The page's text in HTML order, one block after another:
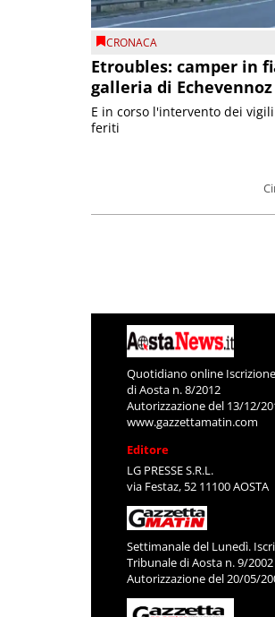
CRONACA
Etroubles: camper in
galleria di Echevennoz
E in corso l'intervento dei
feriti
Quotidiano online
di Aosta n. 8/2012
Autorizzazione del 13/12/
www.gazzettamatin.com
Editore
LG PRESSE S.R.L.
via Festaz, 52 11100 AOSTA
Settimanale del Lunedì.
Tribunale di Aosta n. 9/2002
Autorizzazione del 20/05/